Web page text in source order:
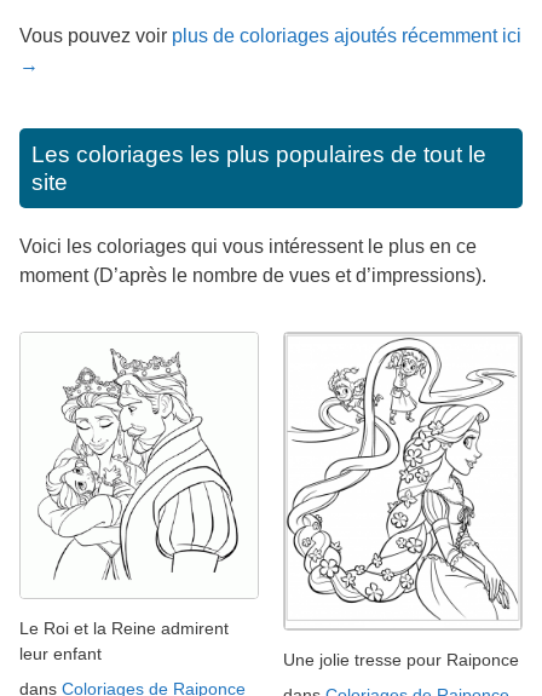
Vous pouvez voir plus de coloriages ajoutés récemment ici
→
Les coloriages les plus populaires de tout le
site
Voici les coloriages qui vous intéressent le plus en ce
moment (D’après le nombre de vues et d’impressions).
Le Roi et la Reine admirent
leur enfant
dans Coloriages de Raiponce
Une jolie tresse pour Raiponce